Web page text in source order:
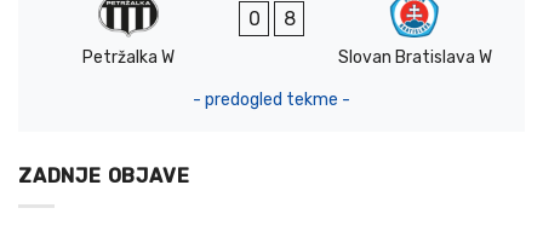
Petržalka W
0 8
Slovan Bratislava W
- predogled tekme -
ZADNJE OBJAVE